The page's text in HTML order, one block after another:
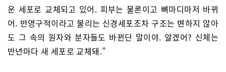
운 세포로 교체되고 있어. 피부는 물론이고 뼈마디마저 바뀌
어. 반영구적이라고 불리는 신경세포조차 구조는 변하지 않아
도 그 속의 원자와 분자들도 바뀐단 말이야. 알겠어? 신체는
반년마다 새 세포로 교체돼.”